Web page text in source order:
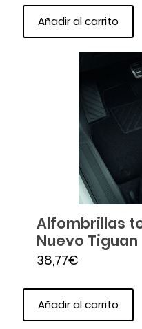
Añadir al carrito
Alfombrillas
Nuevo Tiguan
38,77€
Añadir al carrito